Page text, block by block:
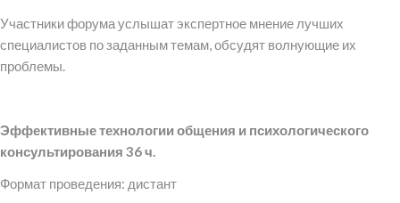
Участники форума услышат экспертное мнение лучших
специалистов по заданным темам, обсудят волнующие их
проблемы.
Эффективные технологии общения и психологического
консультирования 36 ч.
Формат проведения: дистант